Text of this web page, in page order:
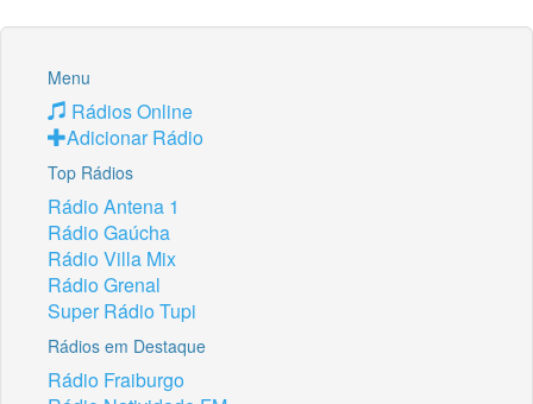
Menu
Rádios Online
Adicionar Rádio
Top Rádios
Rádio Antena 1
Rádio Gaúcha
Rádio Villa Mix
Rádio Grenal
Super Rádio Tupi
Rádios em Destaque
Rádio Fraiburgo